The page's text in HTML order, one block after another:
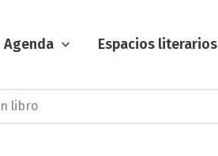
Agenda Espacios literarios
libro